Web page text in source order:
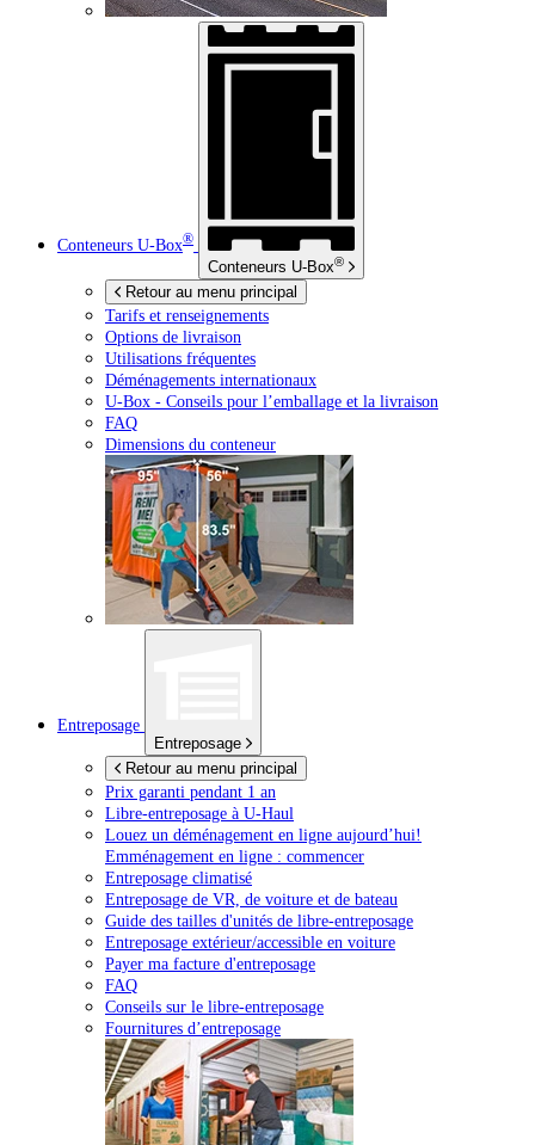
Conteneurs U-Box®
Conteneurs U-Box®
Retour au menu principal
Tarifs et renseignements
Options de livraison
Utilisations fréquentes
Déménagements internationaux
U-Box - Conseils pour l’emballage et la livraison
FAQ
Dimensions du conteneur
Entreposage
Entreposage
Retour au menu principal
Prix garanti pendant 1 an
Libre-entreposage à U-Haul
Louez un déménagement en ligne aujourd’hui!
Emménagement en ligne : commencer
Entreposage climatisé
Entreposage de VR, de voiture et de bateau
Guide des tailles d'unités de libre-entreposage
Entreposage extérieur/accessible en voiture
Payer ma facture d'entreposage
FAQ
Conseils sur le libre-entreposage
Fournitures d’entreposage